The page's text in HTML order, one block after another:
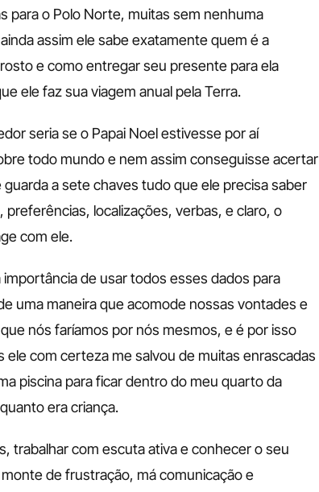
para o Polo Norte, muitas sem nenhuma
assim ele sabe exatamente quem é a
e como entregar seu presente para ela
ele faz sua viagem anual pela Terra.
seria se o Papai Noel estivesse por aí
todo mundo e nem assim conseguisse acertar
a sete chaves tudo que ele precisa saber
localizações, verbas, e claro, o
com ele.
de usar todos esses dados para
uma maneira que acomode nossas vontades e
nós faríamos por nós mesmos, e é por isso
com certeza me salvou de muitas enrascadas
piscina para ficar dentro do meu quarto da
era criança.
trabalhar com escuta ativa e conhecer o seu
de frustração, má comunicação e